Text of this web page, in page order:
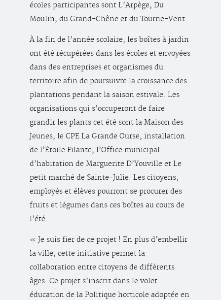
écoles participantes sont L’Arpège, Du
Moulin, du Grand-Chêne et du Tourne-Vent.
À la fin de l’année scolaire, les boîtes à jardin
ont été récupérées dans les écoles et envoyées
dans des entreprises et organismes du
territoire afin de poursuivre la croissance des
plantations pendant la saison estivale. Les
organisations qui s’occuperont de faire
grandir les plants cet été sont la Maison des
Jeunes, le CPE La Grande Ourse, installation
de l’Étoile Filante, l’Office municipal
d’habitation de Marguerite D’Youville et Le
petit marché de Sainte-Julie. Les citoyens,
employés et élèves pourront se procurer des
fruits et légumes dans ces boîtes au cours de
l’été.
« Je suis fier de ce projet ! En plus d’embellir
la ville, cette initiative permet la
collaboration entre citoyens de différents
âges. Ce projet s’inscrit dans le volet
éducation de la Politique horticole adoptée en